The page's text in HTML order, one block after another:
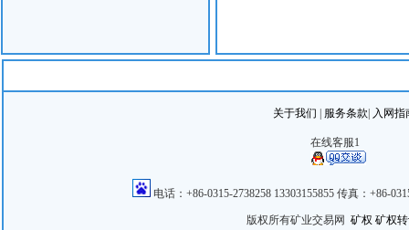
关于我们 服务条款 入网指
在线客服1
电话：+86-0315-2738258 13303155855 传真：+86-
版权所有矿业交易网矿权 矿权